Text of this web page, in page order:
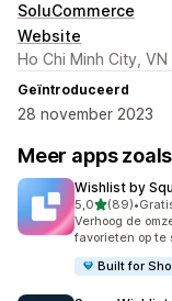
SoluCommerce
Website
Ho Chi Minh City, VN
Geïntroduceerd
28 november 2023
Meer apps
Wishlist by
5,0van 5 sterren
(89)
89 recensies in
•
Verhoog de
favorieten op te
Built for